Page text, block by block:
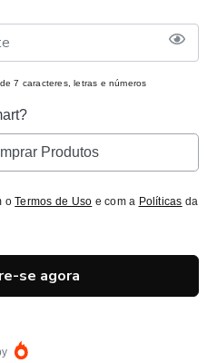
7 caracteres, letras e números
Produtos
oTermos de Uso e com a Políticas da
se agora